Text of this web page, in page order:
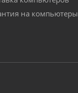
на компьютеры